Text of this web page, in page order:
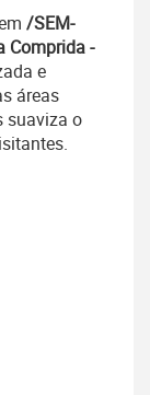
/SEM-
Comprida -
e
áreas
suaviza o